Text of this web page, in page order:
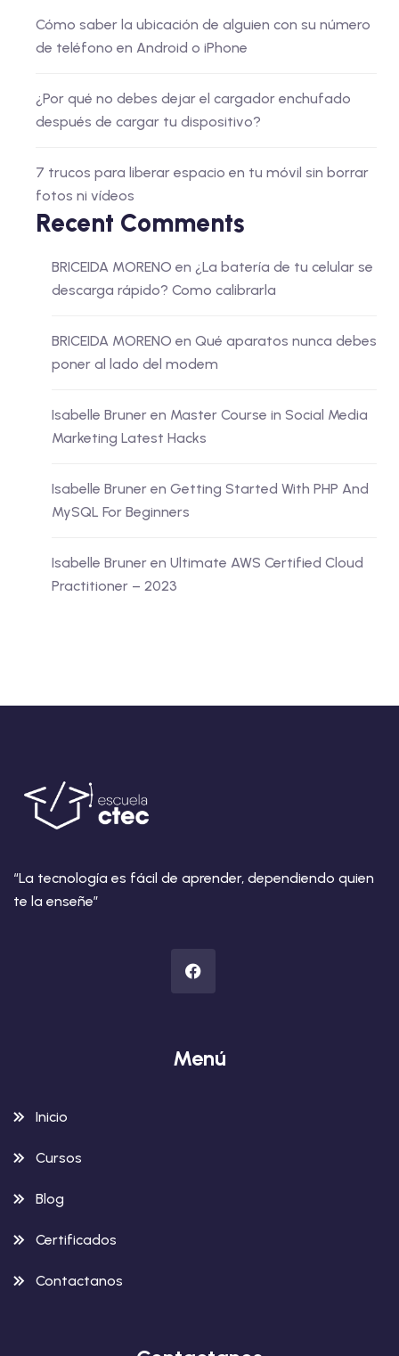
Cómo saber la ubicación de alguien con su número
de teléfono en Android o iPhone
¿Por qué no debes dejar el cargador enchufado
después de cargar tu dispositivo?
7 trucos para liberar espacio en tu móvil sin borrar
fotos ni vídeos
Recent Comments
BRICEIDA MORENO en ¿La batería de tu celular se
descarga rápido? Como calibrarla
BRICEIDA MORENO en Qué aparatos nunca debes
poner al lado del modem
Isabelle Bruner en Master Course in Social Media
Marketing Latest Hacks
Isabelle Bruner en Getting Started With PHP And
MySQL For Beginners
Isabelle Bruner en Ultimate AWS Certified Cloud
Practitioner – 2023
“La tecnología es fácil de aprender, dependiendo quien
te la enseñe”
Menú
Inicio
Cursos
Blog
Certificados
Contactanos